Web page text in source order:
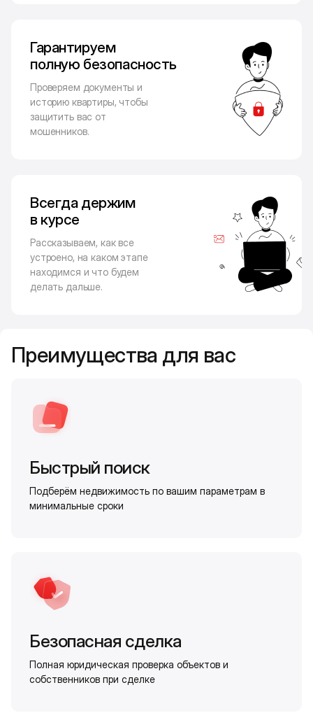
Гарантируем
полную безопасность
Проверяем документы и
историю квартиры, чтобы
защитить вас от
мошенников.
Всегда держим
в курсе
Рассказываем, как все
устроено, на каком этапе
находимся и что будем
делать дальше.
Преимущества для вас
Быстрый поиск
Подберём недвижимость по вашим параметрам в
минимальные сроки
Безопасная сделка
Полная юридическая проверка объектов и
собственников при сделке